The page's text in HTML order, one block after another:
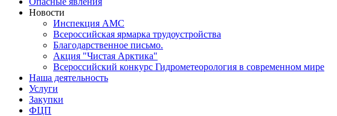
Новости
Инспекция АМС
Всероссийская ярмарка трудоустройства
Благодарственное письмо.
Акция "Чистая Арктика"
Всероссийский конкурс Гидрометеорология в современном мире
Наша деятельность
Услуги
Закупки
ФЦП